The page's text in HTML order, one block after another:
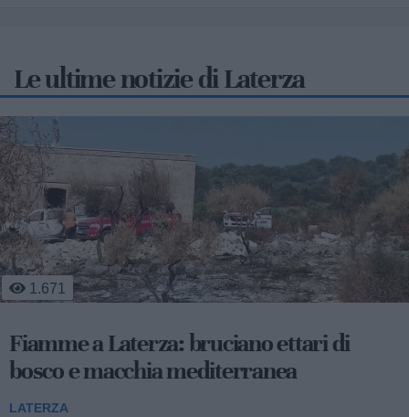
Le ultime notizie di Laterza
1.671
Fiamme a Laterza: bruciano ettari di
bosco e macchia mediterranea
LATERZA